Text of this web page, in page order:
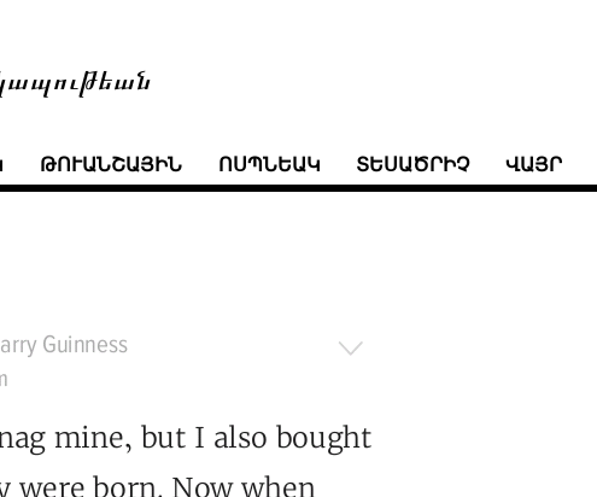
ԹՈՒԱՆՇԱՅԻՆ ՈՍՊՆԵԱԿ ՏԵՍԱԾՐԻՉ ՎԱՅՐ